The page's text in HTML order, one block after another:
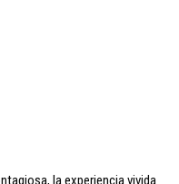
la experiencia vivida